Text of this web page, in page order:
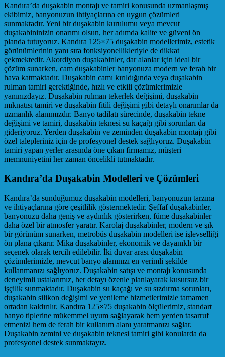
Kandıra’da duşakabin montajı ve tamiri konusunda uzmanlaşmış
ekibimiz, banyonuzun ihtiyaçlarına en uygun çözümleri
sunmaktadır. Yeni bir duşakabin kurulumu veya mevcut
duşakabininizin onarımı olsun, her adımda kalite ve güveni ön
planda tutuyoruz. Kandıra 125×75 duşakabin modellerimiz, estetik
görünümlerinin yanı sıra fonksiyonellikleriyle de dikkat
çekmektedir. Akordiyon duşakabinler, dar alanlar için ideal bir
çözüm sunarken, cam duşakabinler banyonuza modern ve ferah bir
hava katmaktadır. Duşakabin camı kırıldığında veya duşakabin
rulman tamiri gerektiğinde, hızlı ve etkili çözümlerimizle
yanınızdayız. Duşakabin rulman tekerlek değişimi, duşakabin
mıknatısı tamiri ve duşakabin fitili değişimi gibi detaylı onarımlar da
uzmanlık alanımızdır. Banyo tadilatı sürecinde, duşakabin tekne
değişimi ve tamiri, duşakabin teknesi su kaçağı gibi sorunları da
gideriyoruz. Yerden duşakabin ve zeminden duşakabin montajı gibi
özel talepleriniz için de profesyonel destek sağlıyoruz. Duşakabin
tamiri yapan yerler arasında öne çıkan firmamız, müşteri
memnuniyetini her zaman öncelikli tutmaktadır.
Kandıra’da Duşakabin Modelleri ve Çözümleri
Kandıra’da sunduğumuz duşakabin modelleri, banyonuzun tarzına
ve ihtiyaçlarına göre çeşitlilik göstermektedir. Şeffaf duşakabinler,
banyonuzu daha geniş ve aydınlık gösterirken, füme duşakabinler
daha özel bir atmosfer yaratır. Karolaj duşakabinler, modern ve şık
bir görünüm sunarken, metrobüs duşakabin modelleri ise işlevselliği
ön plana çıkarır. Mika duşakabinler, ekonomik ve dayanıklı bir
seçenek olarak tercih edilebilir. İki duvar arası duşakabin
çözümlerimizle, mevcut banyo alanınızı en verimli şekilde
kullanmanızı sağlıyoruz. Duşakabin satışı ve montajı konusunda
deneyimli ustalarımız, her detayı özenle planlayarak kusursuz bir
işçilik sunmaktadır. Duşakabin su kaçağı ve su sızdırma sorunları,
duşakabin silikon değişimi ve yenileme hizmetlerimizle tamamen
ortadan kaldırılır. Kandıra 125×75 duşakabin ölçülerimiz, standart
banyo tiplerine mükemmel uyum sağlayarak hem yerden tasarruf
etmenizi hem de ferah bir kullanım alanı yaratmanızı sağlar.
Duşakabin zemini ve duşakabin teknesi tamiri gibi konularda da
profesyonel destek sunmaktayız.